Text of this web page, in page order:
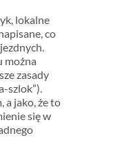
lokalne
co
można
zasady
szlok”).
a jako, że to
się w